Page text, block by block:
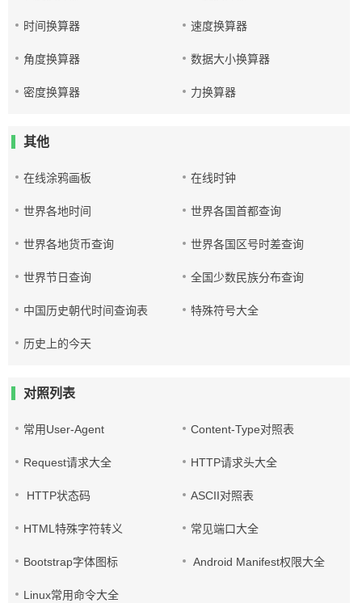
时间换算器 速度换算器
角度换算器 数据大小换算器
密度换算器 力换算器
其他
在线涂鸦画板 在线时钟
世界各地时间 世界各国首都查询
世界各地货币查询 世界各国区号时差查询
世界节日查询 全国少数民族分布查询
中国历史朝代时间查询表 特殊符号大全
历史上的今天
对照列表
常用User-Agent Content-Type对照表
Request请求大全 HTTP请求头大全
HTTP状态码 ASCII对照表
HTML特殊字符转义 常见端口大全
Bootstrap字体图标 Android Manifest权限大全
Linux常用命令大全